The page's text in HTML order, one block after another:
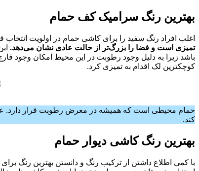
بهترین رنگ سرامیک کف حمام
اغلب افراد رنگ سفید را برای کاشی حمام در اولویت انتخاب
تمیزی است و فضا را بزرگ‌تر از حالت عادی نشان می‌دهد.
باشد زیرا به دلیل وجود رطوبت در این محیط امکان وجود
کوچکترین لک اقدام به تمیزی کرد.
حمام محیطی است که همیشه در معرض رطوبت قرار دارد.
کند.
بهترین رنگ کاشی دیوار حمام
با کمی اطلاع داشتن از ترکیب رنگ و دانستن بهترین رنگ